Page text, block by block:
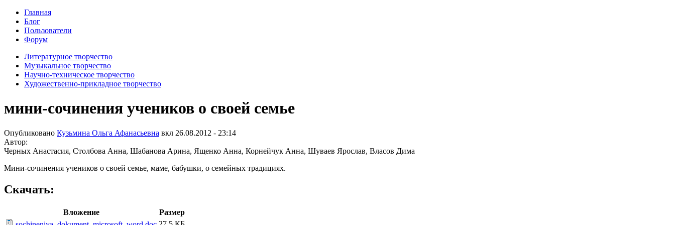
Главная
Блог
Пользователи
Форум
Литературное творчество
Музыкальное творчество
Научно-техническое творчество
Художественно-прикладное творчество
мини-сочинения учеников о своей семье
Опубликовано Кузьмина Ольга Афанасьевна вкл 26.08.2012 - 23:14
Автор:
Черных Анастасия, Столбова Анна, Шабанова Арина, Ященко Анна, Корнейчук Анна, Шуваев Ярослав, Власов Дима
Мини-сочинения учеников о своей семье, маме, бабушки, о семейных традициях.
Скачать:
Вложение
Размер